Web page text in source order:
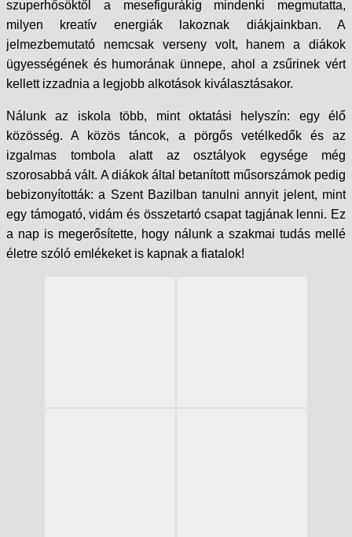
szuperhősöktől a mesefigurákig mindenki megmutatta,
milyen kreatív energiák lakoznak diákjainkban. A
jelmezbemutató nemcsak verseny volt, hanem a diákok
ügyességének és humorának ünnepe, ahol a zsűrinek vért
kellett izzadnia a legjobb alkotások kiválasztásakor.
Nálunk az iskola több, mint oktatási helyszín: egy élő
közösség. A közös táncok, a pörgős vetélkedők és az
izgalmas tombola alatt az osztályok egysége még
szorosabbá vált. A diákok által betanított műsorszámok pedig
bebizonyították: a Szent Bazilban tanulni annyit jelent, mint
egy támogató, vidám és összetartó csapat tagjának lenni. Ez
a nap is megerősítette, hogy nálunk a szakmai tudás mellé
életre szóló emlékeket is kapnak a fiatalok!